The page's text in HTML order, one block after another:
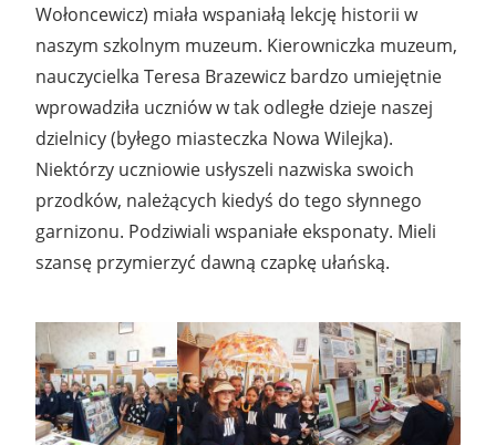
Wołoncewicz) miała wspaniałą lekcję historii w
naszym szkolnym muzeum. Kierowniczka muzeum,
nauczycielka Teresa Brazewicz bardzo umiejętnie
wprowadziła uczniów w tak odległe dzieje naszej
dzielnicy (byłego miasteczka Nowa Wilejka).
Niektórzy uczniowie usłyszeli nazwiska swoich
przodków, należących kiedyś do tego słynnego
garnizonu. Podziwiali wspaniałe eksponaty. Mieli
szansę przymierzyć dawną czapkę ułańską.